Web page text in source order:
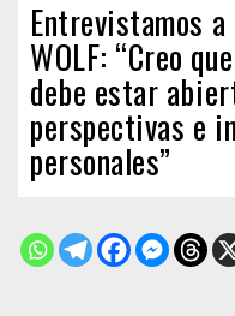
Entrevistamos
WOLF: “Creo
debe estar
perspectivas e
personales”